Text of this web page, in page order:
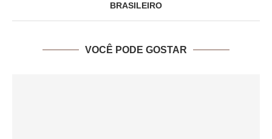
BRASILEIRO
VOCÊ PODE GOSTAR